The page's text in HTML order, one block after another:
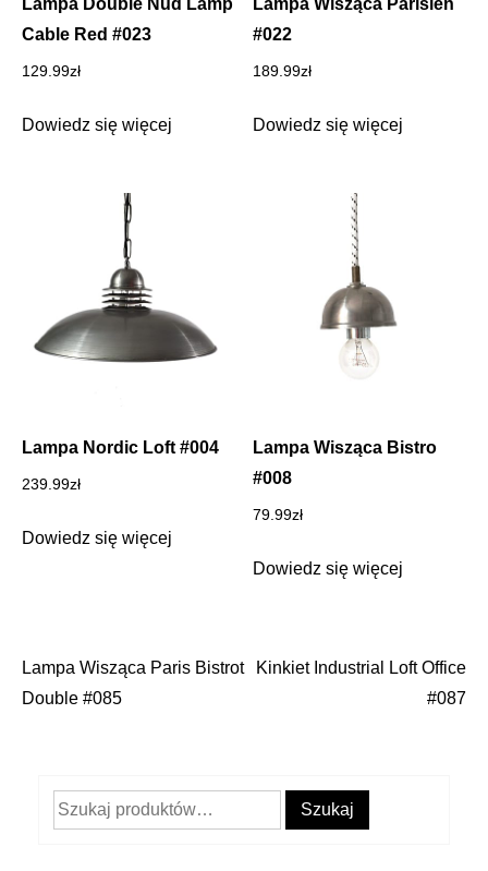
Lampa Double Nud Lamp
Cable Red #023
129.99zł
Dowiedz się więcej
Lampa Wisząca Parisien
#022
189.99zł
Dowiedz się więcej
Lampa Nordic Loft #004
239.99zł
Dowiedz się więcej
Lampa Wisząca Bistro
#008
79.99zł
Dowiedz się więcej
Nawigacja
Lampa Wisząca Paris Bistrot
Double #085
Kinkiet Industrial Loft Office
#087
Szukaj: Szukaj